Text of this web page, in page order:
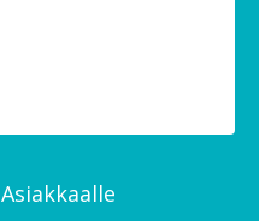
Asiakkaalle